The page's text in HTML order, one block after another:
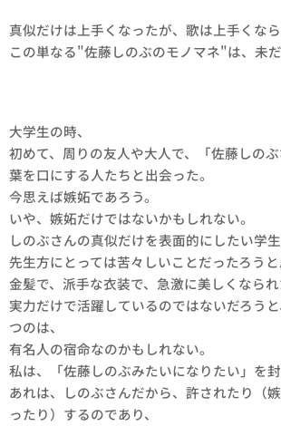
真似だけは上手くなったが、歌は上手くなら
この単なる"佐藤しのぶのモノマネ"は、未だ
大学生の時、
初めて、周りの友人や大人で、「佐藤しの
葉を口にする人たちと出会った。
今思えば嫉妬であろう。
いや、嫉妬だけではないかもしれない。
しのぶさんの真似だけを表面的にしたい学
先生方にとっては苦々しいことだったろうと
金髪で、派手な衣装で、急激に美しくなられ
実力だけで活躍しているのではないだろう
つのは、
有名人の宿命なのかもしれない。
私は、「佐藤しのぶみたいになりたい」を封
あれは、しのぶさんだから、許されたり（
ったり）するのであり、